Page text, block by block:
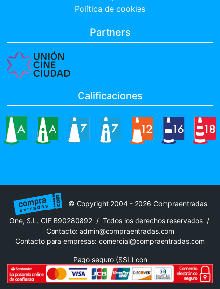
Política de cookies
Partners
Calificaciones
© Copyright 2004 - 2026 Compraentradas
One, S.L. CIF B90280892 / Todos los derechos reservados /
Contacto: admin@compraentradas.com
Contacto para empresas: comercial@compraentradas.com
Pago seguro (SSL) con